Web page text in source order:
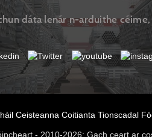
dáta lenár n-arduithe
Ceisteanna Coitianta Tionscadal
- 2010-2026: Gach ceart ar